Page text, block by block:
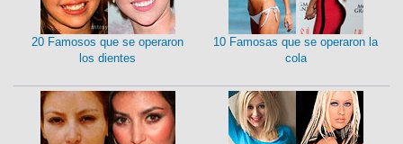
20 Famosos que se operaron
los dientes
10 Famosas que se operaron la
cola